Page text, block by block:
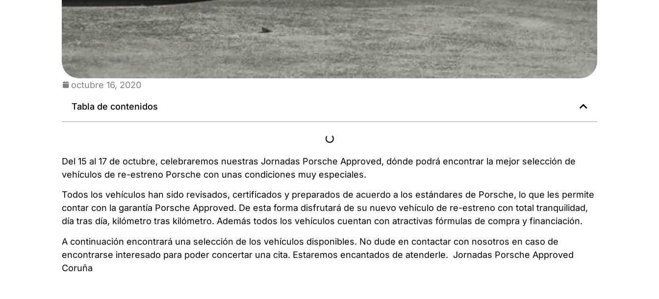
octubre 16, 2020
Tabla de contenidos
Del 15 al 17 de octubre, celebraremos nuestras Jornadas Porsche Approved, dónde podrá encontrar la mejor selección de
vehículos de re-estreno Porsche con unas condiciones muy especiales.
Todos los vehículos han sido revisados, certificados y preparados de acuerdo a los estándares de Porsche, lo que les permite
contar con la garantía Porsche Approved. De esta forma disfrutará de su nuevo vehículo de re-estreno con total tranquilidad,
día tras día, kilómetro tras kilómetro. Además todos los vehículos cuentan con atractivas fórmulas de compra y financiación.
A continuación encontrará una selección de los vehículos disponibles. No dude en contactar con nosotros en caso de
encontrarse interesado para poder concertar una cita. Estaremos encantados de atenderle.Jornadas Porsche Approved
Coruña